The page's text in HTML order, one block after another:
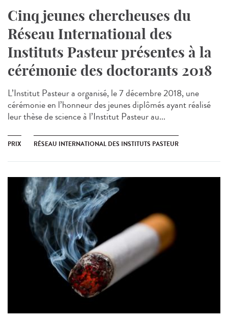
Cinq jeunes chercheuses du
Réseau International des
Instituts Pasteur présentes à la
cérémonie des doctorants 2018
L’Institut Pasteur a organisé, le 7 décembre 2018, une
cérémonie en l’honneur des jeunes diplômés ayant réalisé
leur thèse de science à l’Institut Pasteur au...
PRIX RÉSEAU INTERNATIONAL DES INSTITUTS PASTEUR